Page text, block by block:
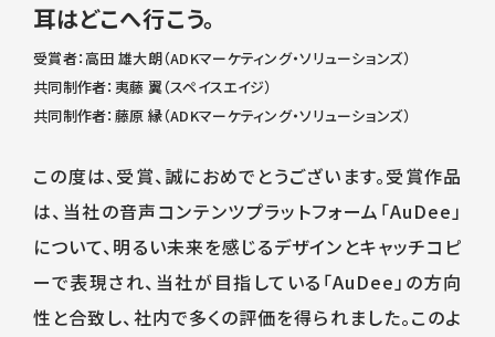
耳はどこへ行こう。
受賞者：高田 雄大朗（ADKマーケティング・ソリューションズ）
共同制作者：夷藤 翼（スペイスエイジ）
共同制作者：藤原 縁（ADKマーケティング・ソリューションズ）
この度は、受賞、誠におめでとうございます。受賞作品
は、当社の音声コンテンツプラットフォーム「AuDee」
について、明るい未来を感じるデザインとキャッチコピ
ーで表現され、当社が目指している「AuDee」の方向
性と合致し、社内で多くの評価を得られました。このよ